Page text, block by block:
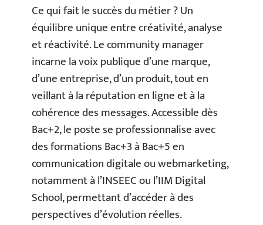
Ce qui fait le succès du métier ? Un
équilibre unique entre créativité, analyse
et réactivité. Le community manager
incarne la voix publique d’une marque,
d’une entreprise, d’un produit, tout en
veillant à la réputation en ligne et à la
cohérence des messages. Accessible dès
Bac+2, le poste se professionnalise avec
des formations Bac+3 à Bac+5 en
communication digitale ou webmarketing,
notamment à l’INSEEC ou l’IIM Digital
School, permettant d’accéder à des
perspectives d’évolution réelles.